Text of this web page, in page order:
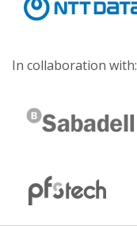
In collaboration with: